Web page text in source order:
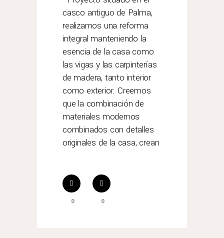
casco antiguo de Palma,
realizamos una reforma
integral manteniendo la
esencia de la casa como
las vigas y las carpinterías
de madera, tanto interior
como exterior. Creemos
que la combinación de
materiales modernos
combinados con detalles
originales de la casa, crean
0 0